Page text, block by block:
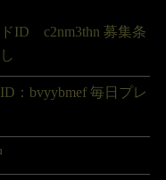
募集条
：bvyybmef 毎日プレ